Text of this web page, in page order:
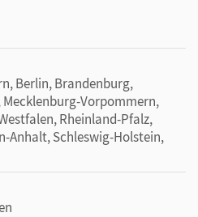
Berlin, Brandenburg,
Mecklenburg-Vorpommern,
Rheinland-Pfalz,
Anhalt, Schleswig-Holstein,